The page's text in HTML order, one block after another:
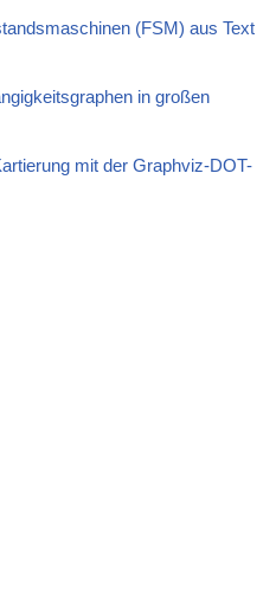
(FSM) aus Text
in großen
mit der Graphviz-DOT-